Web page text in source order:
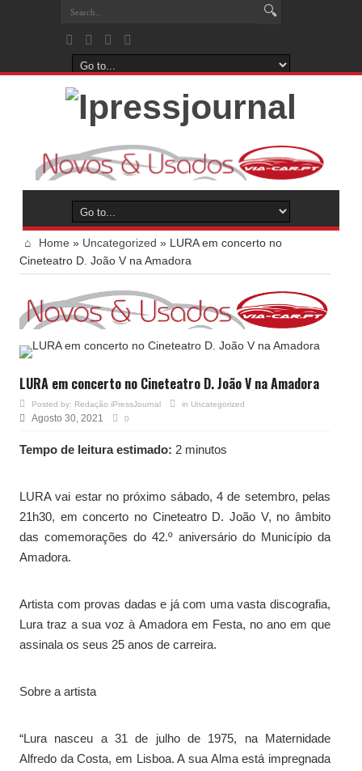
Home » Uncategorized » LURA em concerto no
Cineteatro D. João V na Amadora
LURA em concerto no Cineteatro D. João V na Amadora
Posted by: Redação iPressJournal in Uncategorized
Agosto 30, 2021 0
Tempo de leitura estimado: 2 minutos
LURA vai estar no próximo sábado, 4 de setembro, pelas
21h30, em concerto no Cineteatro D. João V, no âmbito
das comemorações do 42.º aniversário do Município da
Amadora.
Artista com provas dadas e já com uma vasta discografia,
Lura traz a sua voz à Amadora em Festa, no ano em que
assinala os seus 25 anos de carreira.
Sobre a artista
“Lura nasceu a 31 de julho de 1975, na Maternidade
Alfredo da Costa, em Lisboa. A sua Alma está impregnada